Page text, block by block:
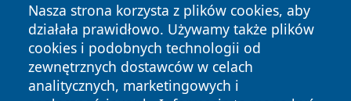
Nasza strona korzysta z plików cookies, aby
działała prawidłowo. Używamy także plików
cookies i podobnych technologii od
zewnętrznych dostawców w celach
analitycznych, marketingowych i